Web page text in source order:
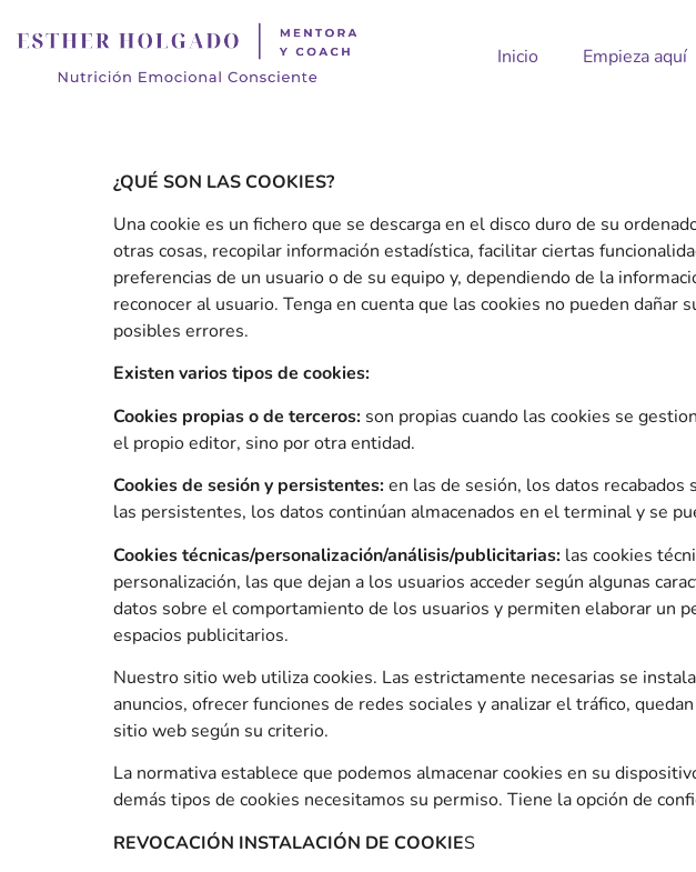
Inicio Empieza aquí
¿QUÉ SON LAS COOKIES?
Una cookie es un fichero que se descarga en el disco duro de su
otras cosas, recopilar información estadística, facilitar ciertas
preferencias de un usuario o de su equipo y, dependiendo de la
reconocer al usuario. Tenga en cuenta que las cookies no pueden
posibles errores.
Existen varios tipos de cookies:
Cookies propias o de terceros: son propias cuando las cookies se
el propio editor, sino por otra entidad.
Cookies de sesión y persistentes:en las de sesión, los datos recabados
las persistentes, los datos continúan almacenados en el terminal y se
Cookies técnicas/personalización/análisis/publicitarias: las cookies
personalización, las que dejan a los usuarios acceder según algunas
datos sobre el comportamiento de los usuarios y permiten elaborar un
espacios publicitarios.
Nuestro sitio web utiliza cookies. Las estrictamente necesarias se
anuncios, ofrecer funciones de redes sociales y analizar el tráfico,
sitio web según su criterio.
La normativa establece que podemos almacenar cookies en su
demás tipos de cookies necesitamos su permiso. Tiene la opción de
REVOCACIÓN INSTALACIÓN DE COOKIES